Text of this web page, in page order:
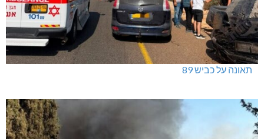
תאונה על כביש 89